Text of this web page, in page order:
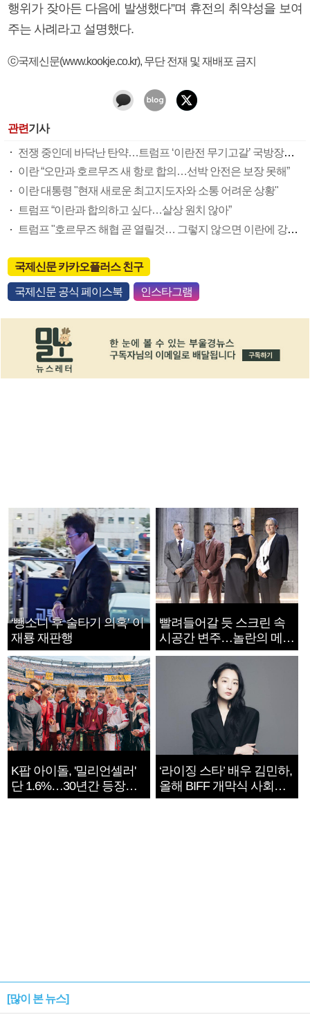
행위가 잦아든 다음에 발생했다”며 휴전의 취약성을 보여
주는 사례라고 설명했다.
ⓒ국제신문(www.kookje.co.kr), 무단 전재 및 재배포 금지
관련기사
전쟁 중인데 바닥난 탄약…트럼프 ‘이란전 무기고갈’ 국방장관 질책
이란 “오만과 호르무즈 새 항로 합의…선박 안전은 보장 못해”
이란 대통령 "현재 새로운 최고지도자와 소통 어려운 상황"
트럼프 “이란과 합의하고 싶다…살상 원치 않아”
트럼프 "호르무즈 해협 곧 열릴것… 그렇지 않으면 이란에 강력 공격"
국제신문 카카오플러스 친구
국제신문 공식 페이스북 인스타그램
‘뺑소니 후 술타기 의혹’ 이
재룡 재판행
빨려들어갈 듯 스크린 속
시공간 변주…놀란의 메시
지는 ‘전쟁 속죄’
K팝 아이돌, '밀리언셀러'
단 1.6%…30년간 등장
1182개팀 전수조사
‘라이징 스타’ 배우 김민하,
올해 BIFF 개막식 사회자
확정
[많이 본 뉴스]